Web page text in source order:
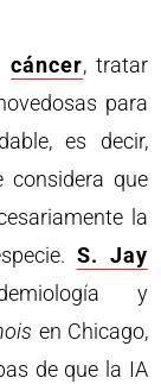
cáncer, tratar
para
es decir,
considera que
la
S. Jay
y
en Chicago,
de que la IA